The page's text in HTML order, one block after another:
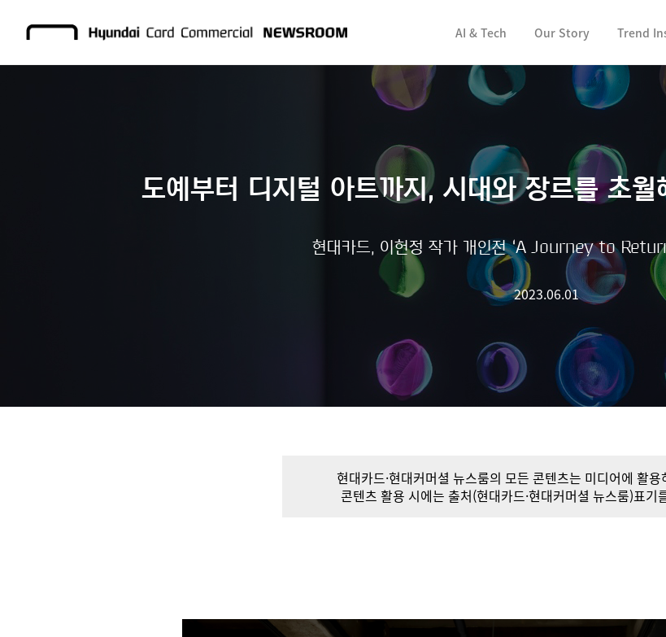
AI & Tech Our Story Trend
도예부터 디지털 아트까지, 시대와 장르를 초
현대카드, 이헌정 작가 개인전 ‘A Journey to
2023.06.01
현대카드·현대커머셜 뉴스룸의 모든 콘텐츠는 미디어에 활
콘텐츠 활용 시에는 출처(현대카드·현대커머셜 뉴스룸)표기